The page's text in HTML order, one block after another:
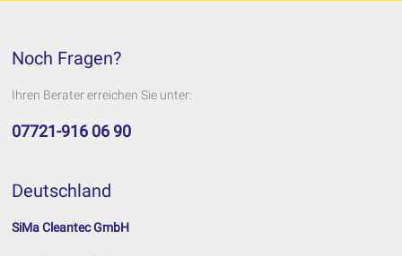
Noch Fragen?
Ihren Berater erreichen Sie unter:
07721-916 06 90
Deutschland
SiMa Cleantec GmbH